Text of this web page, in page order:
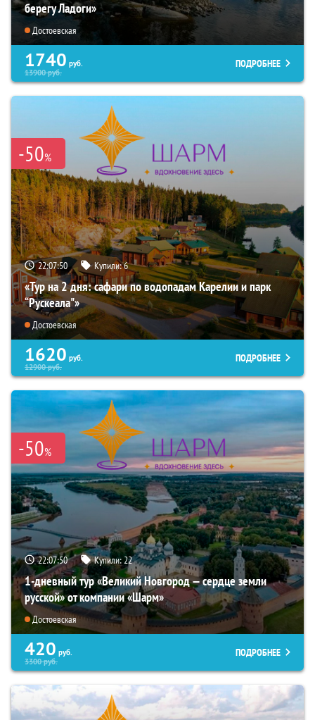
берегу Ладоги»
Достоевская
1740 руб.
13900руб.
ПОДРОБНЕЕ
-50%
22:07:49 Купили:6
«Тур на 2 дня: сафари по водопадам Карелии и парк
“Рускеала"»
Достоевская
1620 руб.
12900руб.
ПОДРОБНЕЕ
-50%
22:07:49 Купили:22
1-дневный тур «Великий Новгород — сердце земли
русской» от компании «Шарм»
Достоевская
420 руб.
3300руб.
ПОДРОБНЕЕ